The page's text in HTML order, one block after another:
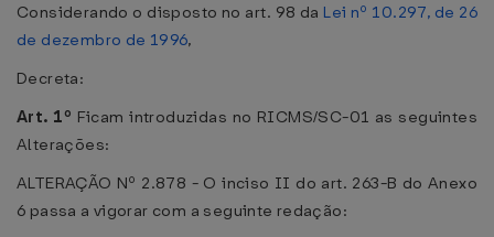
Considerando o disposto no art. 98 da Lei nº 10.297, de 26
de dezembro de 1996,
Decreta:
Art. 1º Ficam introduzidas no RICMS/SC-01 as seguintes
Alterações:
ALTERAÇÃO Nº 2.878 - O inciso II do art. 263-B do Anexo
6 passa a vigorar com a seguinte redação: